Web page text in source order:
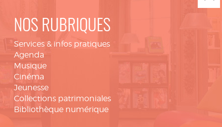
NOS RUBRIQUES
Services & infos pratiques
Agenda
Musique
Cinéma
Jeunesse
Collections patrimoniales
Bibliothèque numérique